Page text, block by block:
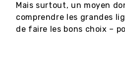
Mais surtout, un moyen
comprendre les grandes
de faire les bons choix –